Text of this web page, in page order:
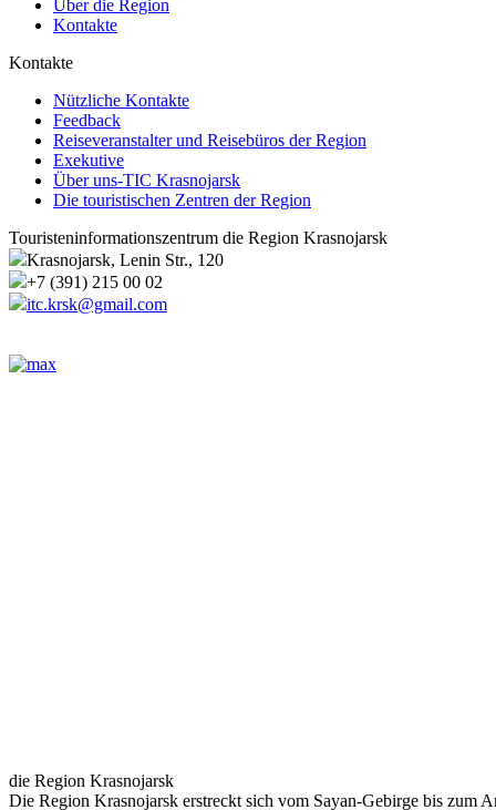
Über die Region
Kontakte
Kontakte
Nützliche Kontakte
Feedback
Reiseveranstalter und Reisebüros der Region
Exekutive
Über uns-TIC Krasnojarsk
Die touristischen Zentren der Region
Touristeninformationszentrum die Region Krasnojarsk
Krasnojarsk, Lenin Str., 120
+7 (391) 215 00 02
itc.krsk@gmail.com
die Region Krasnojarsk
Die Region Krasnojarsk erstreckt sich vom Sayan-Gebirge bis zum